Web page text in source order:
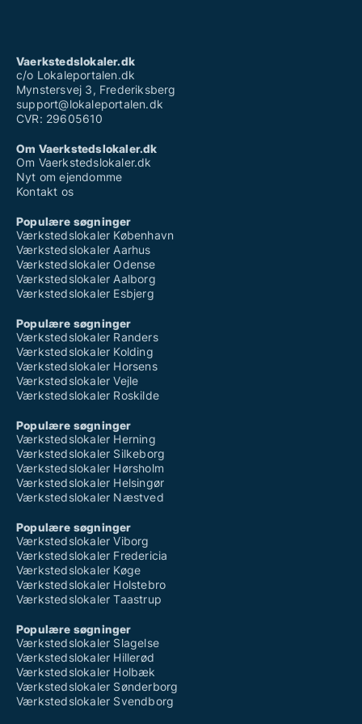
Vaerkstedslokaler.dk
c/o Lokaleportalen.dk
Mynstersvej 3, Frederiksberg
support@lokaleportalen.dk
CVR: 29605610
Om Vaerkstedslokaler.dk
Om Vaerkstedslokaler.dk
Nyt om ejendomme
Kontakt os
Populære søgninger
Værkstedslokaler København
Værkstedslokaler Aarhus
Værkstedslokaler Odense
Værkstedslokaler Aalborg
Værkstedslokaler Esbjerg
Populære søgninger
Værkstedslokaler Randers
Værkstedslokaler Kolding
Værkstedslokaler Horsens
Værkstedslokaler Vejle
Værkstedslokaler Roskilde
Populære søgninger
Værkstedslokaler Herning
Værkstedslokaler Silkeborg
Værkstedslokaler Hørsholm
Værkstedslokaler Helsingør
Værkstedslokaler Næstved
Populære søgninger
Værkstedslokaler Viborg
Værkstedslokaler Fredericia
Værkstedslokaler Køge
Værkstedslokaler Holstebro
Værkstedslokaler Taastrup
Populære søgninger
Værkstedslokaler Slagelse
Værkstedslokaler Hillerød
Værkstedslokaler Holbæk
Værkstedslokaler Sønderborg
Værkstedslokaler Svendborg